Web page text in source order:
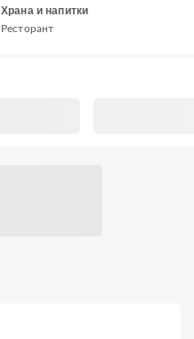
Храна и напитки
Ресторант